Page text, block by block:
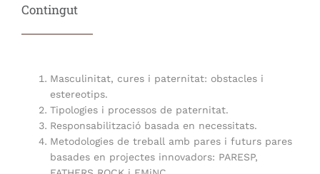
Contingut
Masculinitat, cures i paternitat: obstacles i
estereotips.
Tipologies i processos de paternitat.
Responsabilització basada en necessitats.
Metodologies de treball amb pares i futurs pares
basades en projectes innovadors: PARESP,